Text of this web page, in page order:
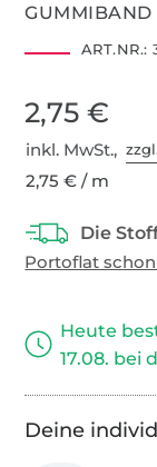
GUMMIBAND
ART.NR.:
2,75 €
inkl. MwSt.,
2,75 € / m
Heute
17.08. bei
Deine